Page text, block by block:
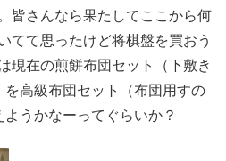
皆さんなら果たしてここから何
てて思ったけど将棋盤を買おう
現在の煎餅布団セット（下敷き
高級布団セット（布団用すの
うかなーってぐらいか？